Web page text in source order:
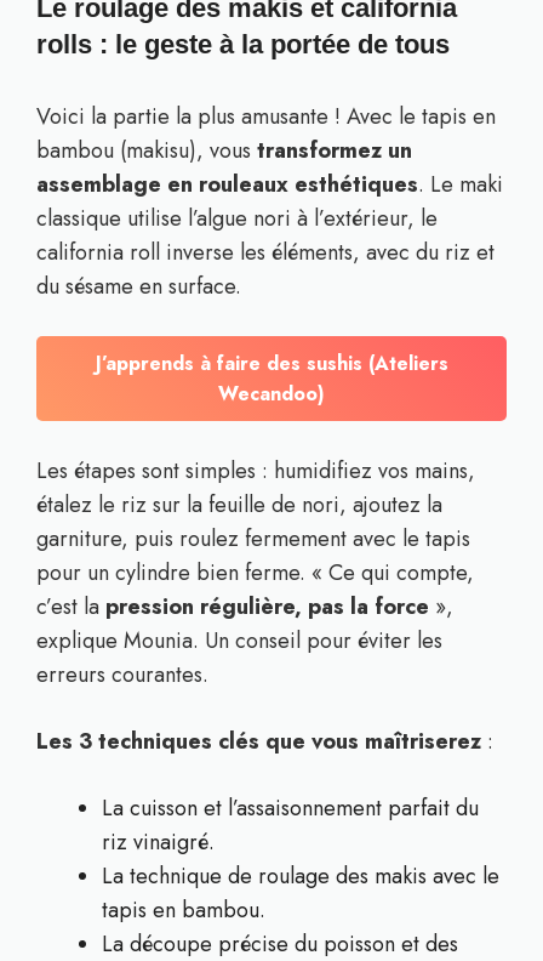
Le roulage des makis et california
rolls : le geste à la portée de tous
Voici la partie la plus amusante ! Avec le tapis en
bambou (makisu), vous transformez un
assemblage en rouleaux esthétiques. Le maki
classique utilise l’algue nori à l’extérieur, le
california roll inverse les éléments, avec du riz et
du sésame en surface.
J’apprends à faire des sushis (Ateliers
Wecandoo)
Les étapes sont simples : humidifiez vos mains,
étalez le riz sur la feuille de nori, ajoutez la
garniture, puis roulez fermement avec le tapis
pour un cylindre bien ferme. « Ce qui compte,
c’est la pression régulière, pas la force »,
explique Mounia. Un conseil pour éviter les
erreurs courantes.
Les 3 techniques clés que vous maîtriserez :
La cuisson et l’assaisonnement parfait du
riz vinaigré.
La technique de roulage des makis avec le
tapis en bambou.
La découpe précise du poisson et des